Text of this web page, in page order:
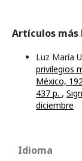
Artículos más
Luz María
privilegios
México,
437 p. ,
diciembre
Idioma